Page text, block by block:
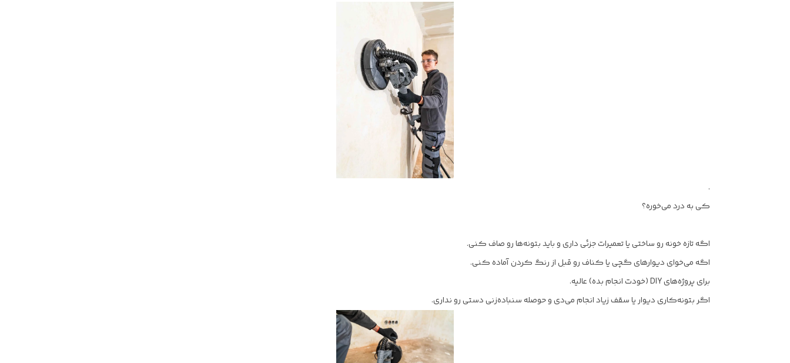
.
کی به درد می‌خوره؟
اگه تازه خونه رو ساختی یا تعمیرات جزئی داری و باید بتونه‌ها رو صاف کنی.
اگه می‌خوای دیوارهای گچی یا کناف رو قبل از رنگ کردن آماده کنی.
برای پروژه‌های DIY (خودت انجام بده) عالیه.
اگر بتونه‌کاری دیوار یا سقف زیاد انجام می‌دی و حوصله سنباده‌زنی دستی رو نداری.